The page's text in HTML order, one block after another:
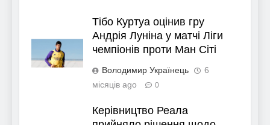
Тібо Куртуа оцінив гру
Андрія Луніна у матчі Ліги
чемпіонів проти Ман Сіті
Володимир Українець
6
місяців ago
0
Керівництво Реала